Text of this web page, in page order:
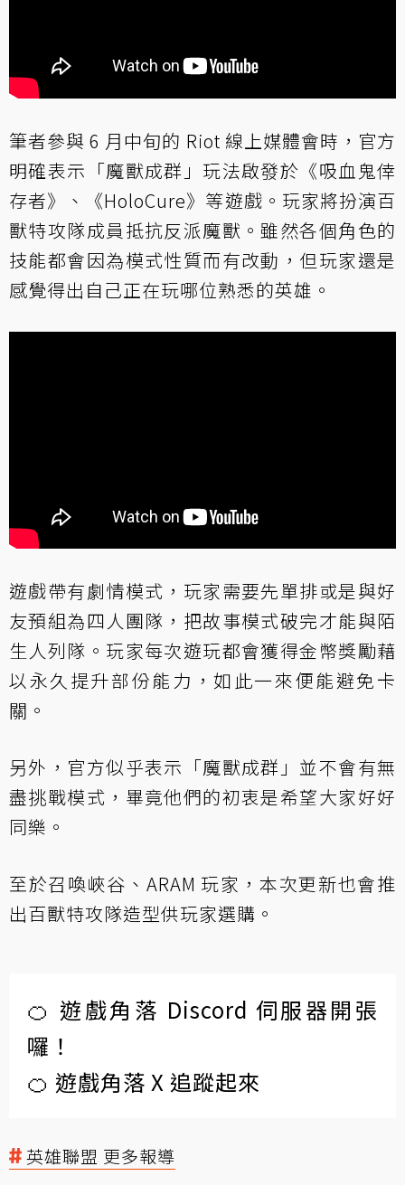
筆者參與 6 月中旬的 Riot 線上媒體會時，官方
明確表示「魔獸成群」玩法啟發於《吸血鬼倖
存者》、《HoloCure》等遊戲。玩家將扮演百
獸特攻隊成員抵抗反派魔獸。雖然各個角色的
技能都會因為模式性質而有改動，但玩家還是
感覺得出自己正在玩哪位熟悉的英雄。
遊戲帶有劇情模式，玩家需要先單排或是與好
友預組為四人團隊，把故事模式破完才能與陌
生人列隊。玩家每次遊玩都會獲得金幣獎勵藉
以永久提升部份能力，如此一來便能避免卡
關。
另外，官方似乎表示「魔獸成群」並不會有無
盡挑戰模式，畢竟他們的初衷是希望大家好好
同樂。
至於召喚峽谷、ARAM 玩家，本次更新也會推
出百獸特攻隊造型供玩家選購。
🍊 遊戲角落 Discord 伺服器開張
囉！
🍊 遊戲角落 X 追蹤起來
英雄聯盟 更多報導